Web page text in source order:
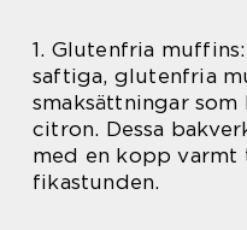
1. Glutenfria
saftiga, glutenfria
smaksättningar
citron. Dessa
med en kopp varmt
fikastunden.